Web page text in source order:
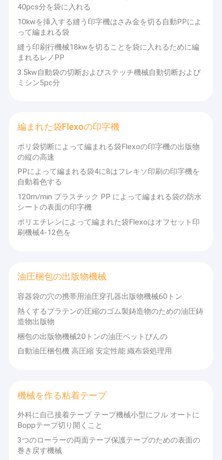
放出のコーティングのラミネーション ライン
円の織機機械
機械を作るFIBC袋
人工的な草の生産ライン
編まれた袋Flexoの印字機
油圧梱包の出版物機械
機械を作る粘着テープ
ヤーンの押出機機械
真空の凍結乾燥器
包装機械装置
40pcs分を袋に入れる
10kwを挿入する縫う印字機はさみ金を切る自動PPによ
って編まれる袋
縫う印刷行機械18kwを切ることを袋に入れるために編
まれるレノPP
3.5kw自動袋の切断およびステッチ機械自動切断および
ミシン5pc分
編まれた袋Flexoの印字機
ポリ袋切断によって編まれる袋Flexoの印字機の出版物
の縦の高速
PPによって編まれる袋4に8はフレキソ印刷の印字機を
自動着色する
120m/min プラスチック PP によって編まれる袋の防水
シートの表面の印字機
ポリエチレンによって編まれた袋Flexoはオフセット印
刷機械4-12色を
油圧梱包の出版物機械
容器袋の穴の携帯用油圧穿孔器出版物機械60トン
熱くするプラテンの圧縮のゴム製鋳造物のための油圧鋳
造物出版物
梱包の出版物機械20トンの油圧ペットびんの
自動油圧梱包機 高圧縮 安定性能 織布袋処理用
機械を作る粘着テープ
外科に自己接着テープ テープ機械小型にフル オートに
Boppテープ切り開くこと
3つのローラーの両面テープ保護テープのための表面の
巻き戻す機械
性を付けています.同社は,国内関連大学や研究機関との協力と支援
を確立し,維持しています短期間不定期の訓練を受け,設計レベルを
向上させ,同社の設備が中国で同じタイプで先導を保てるようにし
ています.
3) 厳格な品質保証システム
高レベルのデザイナー,先進的な生産技術,高品質の生産ライン労働
者に加えて,私たちの会社も完璧な品質管理システムの完全なセッ
トを持っています.ISO9001 に厳格に準拠している品質の向上と顧
客の利益を確保するために,各品質管理ポイントの上層レベルをチ
1) 当社は工場を出る前に機器をテストし,出荷前に予備検査のため
2) 設備の設置と使用開始の責任を持ち,契約で指定された時間内に
使用開始が完了することを確保し,ユーザが
生産は正常で 要求者は 設置と運用スタッフの 食事と宿泊費を 負
担します
3) "三つの保証"は,販売された製品に対して"年間実施されます.弊
社は,主要な部品の損傷 (不適切な操作と脆弱な部品を除く) の無料
の保守と交換を担当します..
3販売後サービス
1) お客様の利益を確保するため,当社では機器の終身サービスを提
供しています.
提供します.